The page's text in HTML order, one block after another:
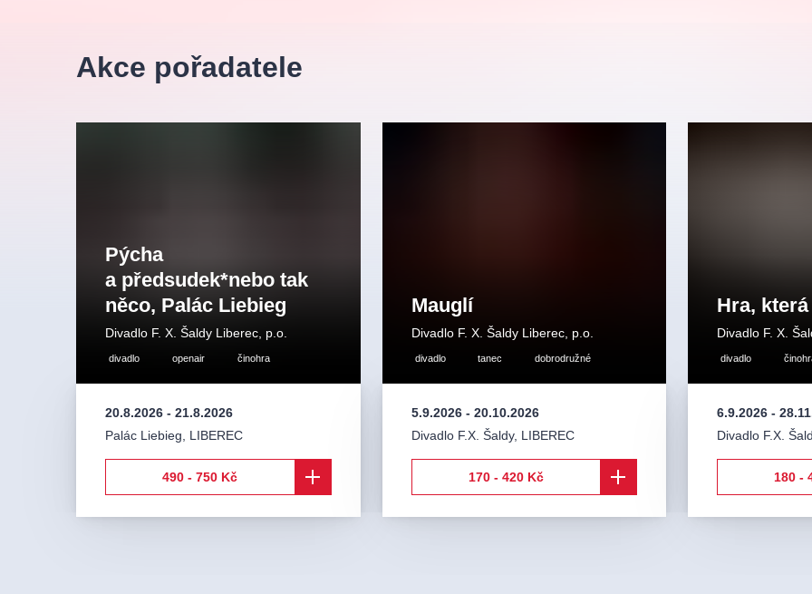
Akce pořadatele
Pýcha
a předsudek*nebo tak
něco, Palác Liebieg
Divadlo F. X. Šaldy Liberec, p.o.
divadlo openair činohra
20.8.2026 - 21.8.2026
Palác Liebieg, LIBEREC
490 - 750 Kč
Mauglí
Divadlo F. X. Šaldy Liberec, p.o.
divadlo tanec dobrodružné
5.9.2026- 20.10.2026
Divadlo F.X. Šaldy, LIBEREC
170 - 420 Kč
Hra,
Divadlo F. X.
divadlo
6.9.2026 -
Divadlo F.X.
180 -